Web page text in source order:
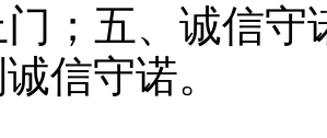
门；五、诚信
信守诺。